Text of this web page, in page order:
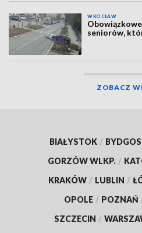
WROCŁAW
seniorów,
ZOBACZ
BIAŁYSTOK /
GORZÓW WLKP. /
KRAKÓW / LUBLIN /
OPOLE / POZNAŃ
SZCZECIN /